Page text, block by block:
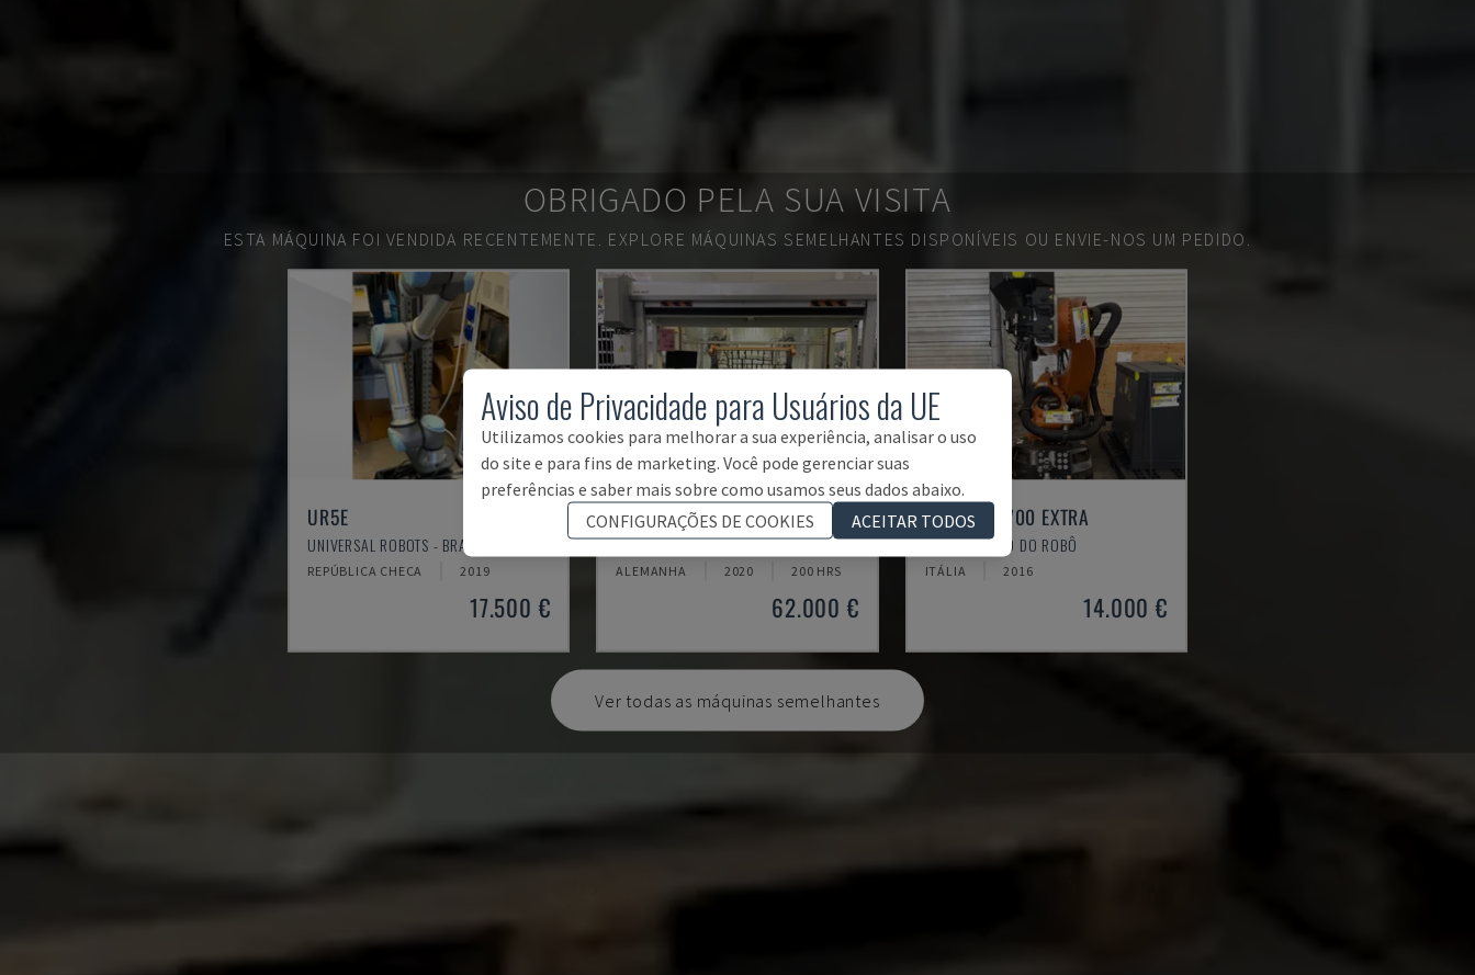
OBRIGADO PELA SUA VISITA
ESTA MÁQUINA FOI VENDIDA RECENTEMENTE. EXPLORE MÁQUINAS SEMELHANTES DISPONÍVEIS OU ENVIE-NOS UM PEDIDO.
UR5E
UNIVERSAL ROBOTS - BRAÇO DO ROBÔ
REPÚBLICA CHECA 2019
17.500 €
AUDI TSV D5 TÜR
CHANGO - BRAÇO DO ROBÔ
ALEMANHA 2020 200 HRS
62.000 €
KR 210 R2700 EXTRA
KUKA - BRAÇO DO ROBÔ
ITÁLIA 2016
14.000 €
Ver todas as máquinas semelhantes
Aviso de Privacidade para Usuários da UE
Utilizamos cookies para melhorar a sua experiência, analisar o uso
do site e para fins de marketing. Você pode gerenciar suas
preferências e saber mais sobre como usamos seus dados abaixo.
CONFIGURAÇÕES DE COOKIES
ACEITAR TODOS